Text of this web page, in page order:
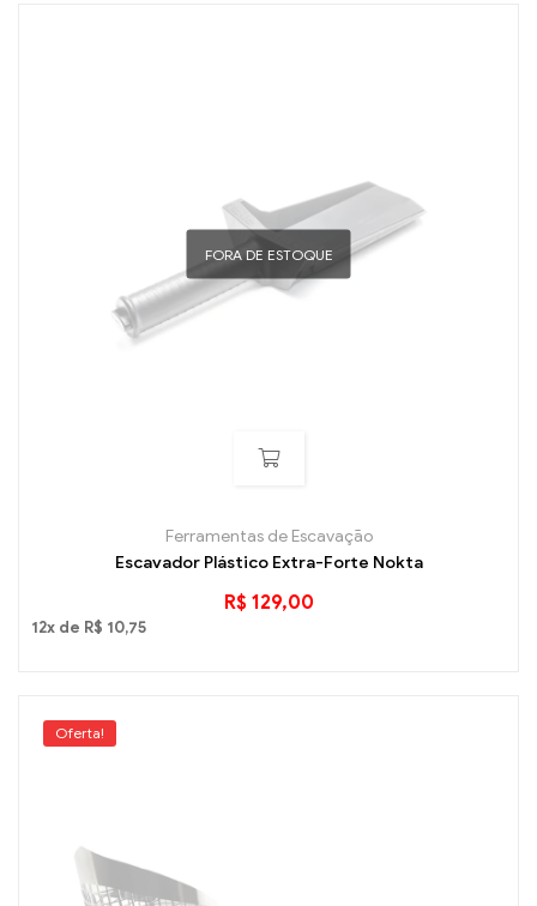
FORA DE ESTOQUE
Ferramentas de Escavação
Escavador Plástico Extra-Forte Nokta
R$ 129,00
12x de R$ 10,75
Oferta!